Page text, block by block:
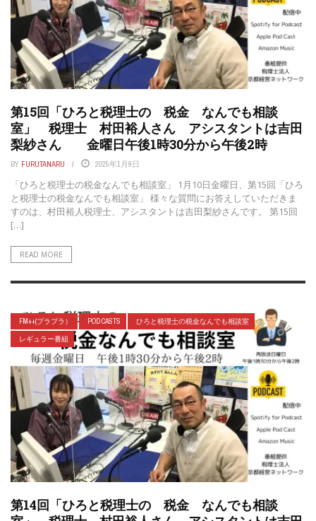
第15回「ひろと税理士の 税金 なんでも相談
室」 税理士 村田裕人さん アシスタントは吉田
梨紗さん 金曜日午後1時30分から午後2時
BY FURUTANARU 2025年1月9日
「ひろと税理士の税金なんでも相談室」 1月10日金曜日、第15回「ひろ
と税理士の税金なんでも相談室」 様々な質問にお答えしていただきま
すのは、村田裕人税理士、アシスタントは吉田梨紗さんです。 第15回
[…]
READ MORE
FM++(プラプラ） POD CASTS
ひろと税理士の税金なんでも相談室
レギュラー番組
第14回「ひろと税理士の 税金 なんでも相談